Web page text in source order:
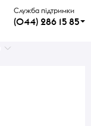
Служба підтримки
(044) 286 15 85